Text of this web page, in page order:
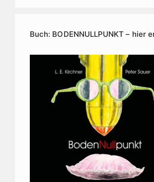
Buch: BODENNULLPUNKT – hier